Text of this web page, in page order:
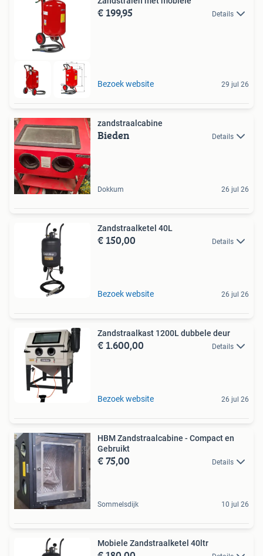
€ 199,95 Details
Bezoek website 29 jul 26
zandstraalcabine
Bieden Details
Dokkum 26 jul 26
Zandstraalketel 40L
€ 150,00 Details
Bezoek website 26 jul 26
Zandstraalkast 1200L dubbele deur
€ 1.600,00 Details
Bezoek website 26 jul 26
HBM Zandstraalcabine - Compact en
Gebruikt
€ 75,00 Details
Sommelsdijk 10 jul 26
Mobiele Zandstraalketel 40ltr